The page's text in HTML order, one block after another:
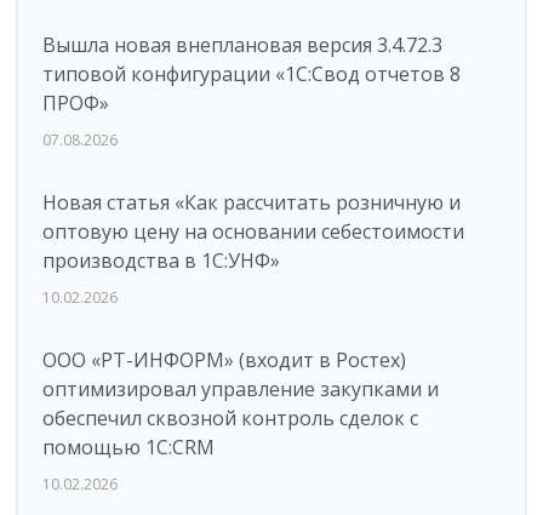
Вышла новая внеплановая версия 3.4.72.3
типовой конфигурации «1C:Свод отчетов 8
ПРОФ»
07.08.2026
Новая статья «Как рассчитать розничную и
оптовую цену на основании себестоимости
производства в 1С:УНФ»
10.02.2026
ООО «РТ-ИНФОРМ» (входит в Ростех)
оптимизировал управление закупками и
обеспечил сквозной контроль сделок с
помощью 1С:CRM
10.02.2026